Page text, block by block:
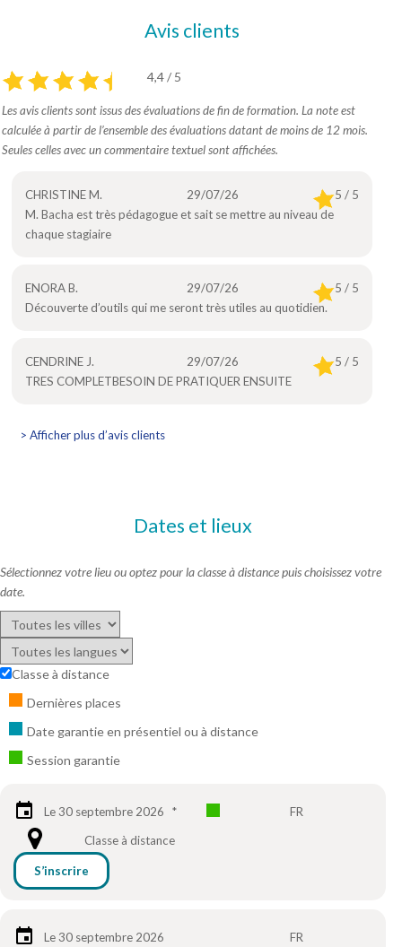
Avis clients
4,4 / 5
Les avis clients sont issus des évaluations de fin de formation. La note est
calculée à partir de l’ensemble des évaluations datant de moins de 12 mois.
Seules celles avec un commentaire textuel sont affichées.
CHRISTINE M. 29/07/26
5 / 5
M. Bacha est très pédagogue et sait se mettre au niveau de
chaque stagiaire
ENORA B. 29/07/26
5 / 5
Découverte d’outils qui me seront très utiles au quotidien.
CENDRINE J. 29/07/26
5 / 5
TRES COMPLETBESOIN DE PRATIQUER ENSUITE
> Afficher plus d’avis clients
Dates et lieux
Sélectionnez votre lieu ou optez pour la classe à distance puis choisissez votre
date.
Classe à distance
Dernières places
Date garantie en présentiel ou à distance
Session garantie
Le 30 septembre 2026 *
FR
Classe à distance
S’inscrire
Le 30 septembre 2026
FR